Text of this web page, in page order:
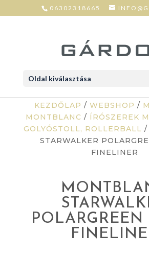
06302318665
Oldal kiválasztása
KEZDŐLAP /WEBSHOP /
MONTBLANC / ÍRÓSZEREK
GOLYÓSTOLL, ROLLERBALL /
STARWALKER
FINELINER